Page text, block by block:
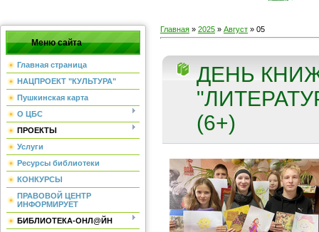
Меню сайта
Главная страница
НАЦПРОЕКТ "КУЛЬТУРА"
Пушкинская карта
О ЦБС
ПРОЕКТЫ
Услуги
Ресурсы библиотеки
КОНКУРСЫ
ПРАВОВОЙ ЦЕНТР
ИНФОРМИРУЕТ
БИБЛИОТЕКА-ОНЛ@ЙН
Главная » 2025 » Август » 05
ДЕНЬ
(6+)